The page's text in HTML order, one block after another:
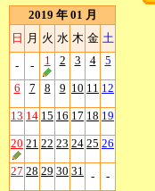
2019 年 01 月
日 月 火 水 木 金 土
- - 1 2 3 4 5
6 7 8 9 10 11 12
13 14 15 16 17 18 19
20 21 22 23 24 25 26
27 28 29 30 31 - -